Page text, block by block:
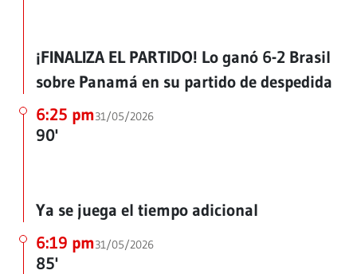
¡FINALIZA EL PARTIDO! Lo ganó 6-2 Brasil
sobre Panamá en su partido de despedida
6:25 pm31/05/2026
90'
Ya se juega el tiempo adicional
6:19 pm31/05/2026
85'